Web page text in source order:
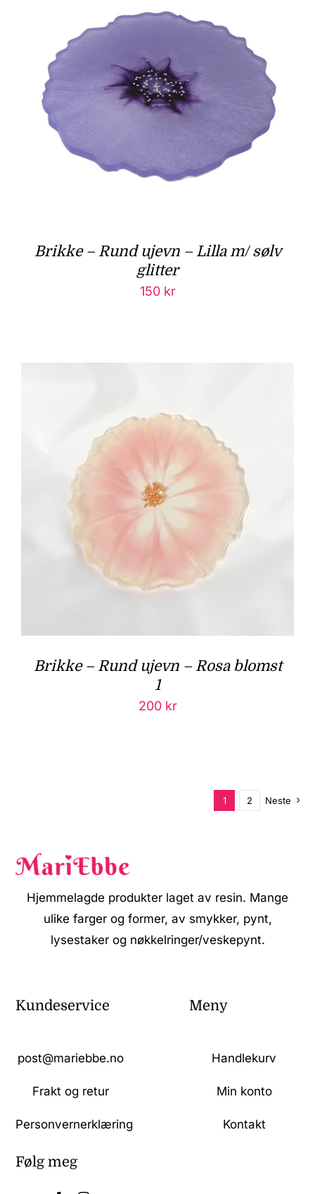
Brikke – Rund ujevn – Lilla m/ sølv
glitter
150 kr
Brikke – Rund ujevn – Rosa blomst
1
200 kr
1 2 Neste
Hjemmelagde produkter laget av resin. Mange
ulike farger og former, av smykker, pynt,
lysestaker og nøkkelringer/veskepynt.
Kundeservice
post@mariebbe.no
Frakt og retur
Personvernerklæring
Meny
Handlekurv
Min konto
Kontakt
Følg meg